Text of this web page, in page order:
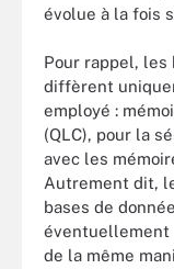
évolue à la fois
Pour rappel, les
diffèrent
employé :
(QLC), pour la
avec les
Autrement dit,
bases de donné
éventuellement
de la même